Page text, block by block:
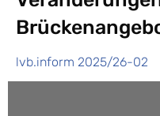
lvb.inform 2025/26-02